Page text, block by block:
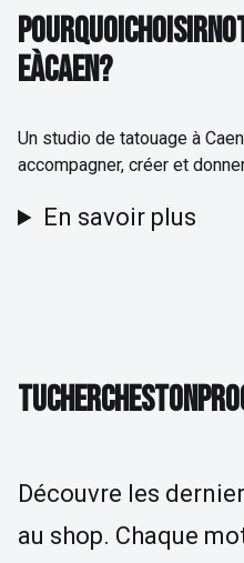
POURQUOI CHOISIR
POURQUOICHOISIRNO
EÀCAEN?
Un studio de tatouage à
accompagner, créer et
En savoir plus
TU CHERCHES TON
TUCHERCHESTONPRO
Découvre les
au shop. Chaque